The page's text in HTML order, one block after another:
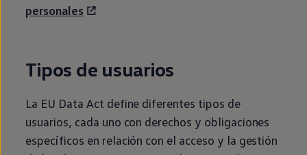
personales
Tipos de usuarios
La EU Data Act define diferentes tipos de
usuarios, cada uno con derechos y obligaciones
específicos en relación con el acceso y la gestión